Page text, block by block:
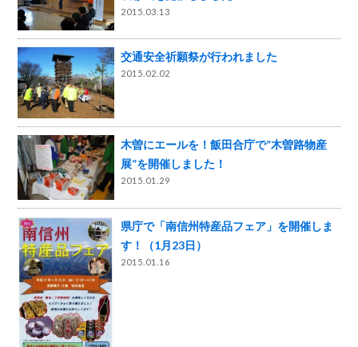
2015.03.13
交通安全祈願祭が行われました
2015.02.02
木曽にエールを！飯田合庁で”木曽路物産
展”を開催しました！
2015.01.29
県庁で「南信州特産品フェア」を開催しま
す！（1月23日）
2015.01.16